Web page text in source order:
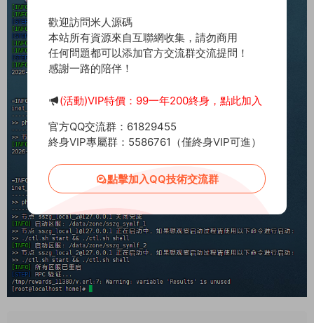
歡迎訪問米人源碼
本站所有資源來自互聯網收集，請勿商用
任何問題都可以添加官方交流群交流提問！
感謝一路的陪伴！
(活動)VIP特價：99一年200終身，點此加入
官方QQ交流群：61829455
終身VIP專屬群：5586761（僅終身VIP可進）
點擊加入QQ技術交流群